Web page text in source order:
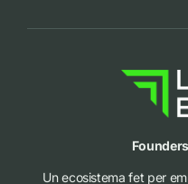
Un ecosistema fet per